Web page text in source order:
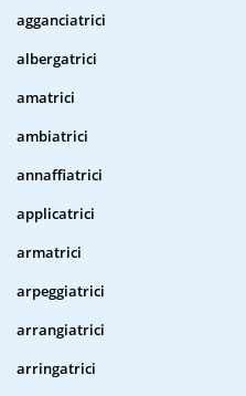
agganciatrici
albergatrici
amatrici
ambiatrici
annaffiatrici
applicatrici
armatrici
arpeggiatrici
arrangiatrici
arringatrici